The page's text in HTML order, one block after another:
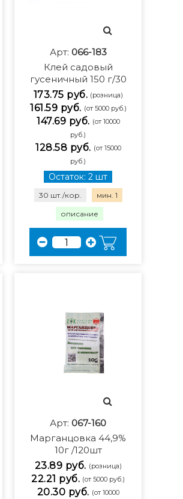
Арт: 066-183
Клей садовый
гусеничный 150 г/30
173.75 руб. (розница)
161.59 руб. (от 5000 руб.)
147.69 руб. (от 10000
руб.)
128.58 руб. (от 15000
руб.)
Остаток: 2 шт
30 шт./кор. мин. 1
описание
Арт: 067-160
Марганцовка 44,9%
10г /120шт
23.89 руб. (розница)
22.21 руб. (от 5000 руб.)
20.30 руб. (от 10000